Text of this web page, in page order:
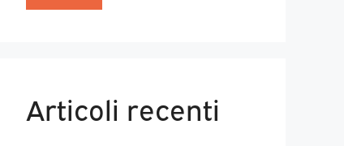
Articoli recenti